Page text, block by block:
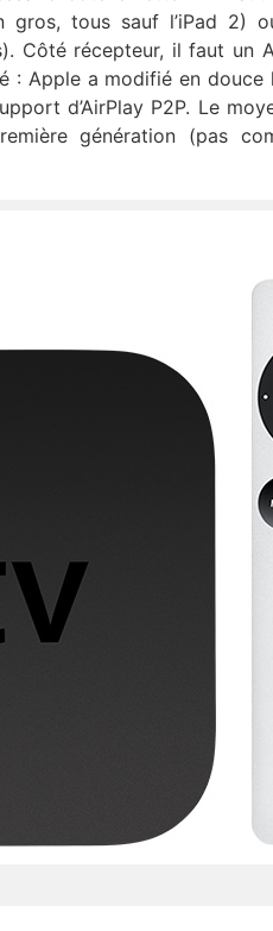
tous sauf l’iPad 2)
Côté récepteur, il faut un
: Apple a modifié en
d’AirPlay P2P. Le
génération (pas